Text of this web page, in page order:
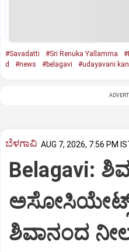
#Savadatti #Sri Renuka Yallamma
d
#news #belagavi #udayavani
ಬೆಳಗಾವಿ AUG 7, 2026, 7:56 PM
Belagavi:
ಶಿವಾನಂದ